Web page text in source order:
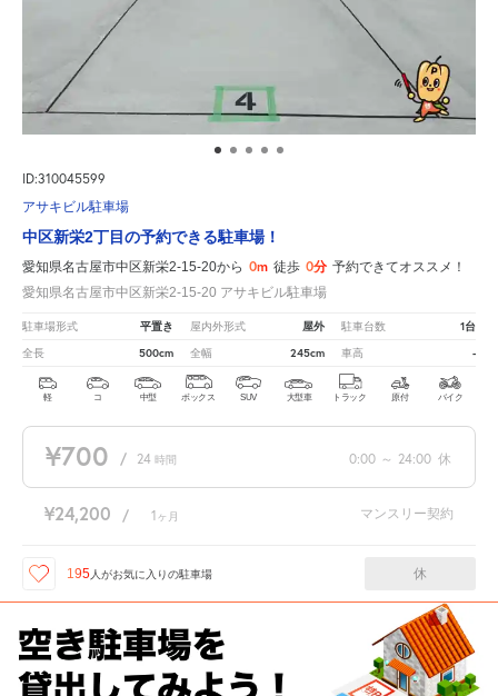
ID:310045599
アサキビル駐車場
中区新栄2丁目の予約できる駐車場！
愛知県名古屋市中区新栄2-15-20から 0m 徒歩 0分 予約できてオススメ！
愛知県名古屋市中区新栄2-15-20 アサキビル駐車場
駐車場形式 平置き 屋内外形式 屋外 駐車台数 1台
全長 500cm 全幅 245cm 車高 -
軽 コ 中型 ボックス SUV 大型車 トラック 原付 バイク
¥700 / 24 時間 0:00 ～ 24:00 休
¥24,200 / 1 ヶ月 マンスリー契約
195 人がお気に入りの駐車場 休